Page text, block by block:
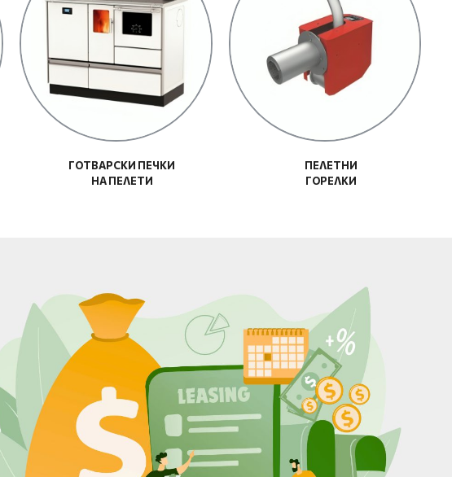
ГОТВАРСКИ ПЕЧКИ
НА ПЕЛЕТИ
ПЕЛЕТНИ
ГОРЕЛКИ